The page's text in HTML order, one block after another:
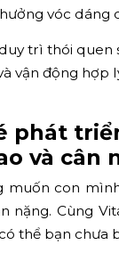
vóc dáng
trì thói quen
vận động hợp
phát
và cân
muốn con
nặng. Cùng
thể bạn chưa